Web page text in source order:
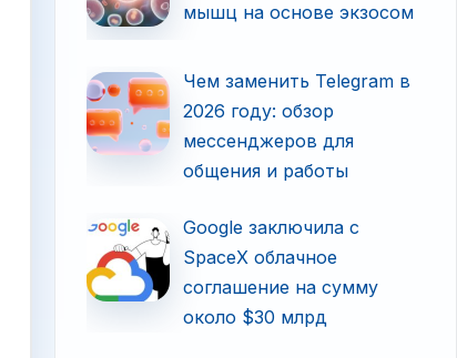
мышц на основе экзосом
Чем заменить Telegram в
2026 году: обзор
мессенджеров для
общения и работы
Google заключила с
SpaceX облачное
соглашение на сумму
около $30 млрд